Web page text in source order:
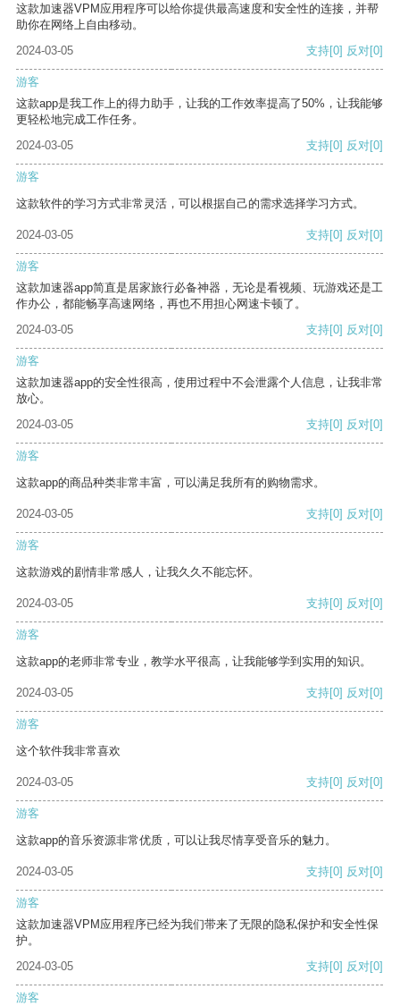
这款加速器VPM应用程序可以给你提供最高速度和安全性的连接，并帮
助你在网络上自由移动。
2024-03-05
支持[0] 反对[0]
游客
这款app是我工作上的得力助手，让我的工作效率提高了50%，让我能够
更轻松地完成工作任务。
2024-03-05
支持[0] 反对[0]
游客
这款软件的学习方式非常灵活，可以根据自己的需求选择学习方式。
2024-03-05 支持[0] 反对[0]
游客
这款加速器app简直是居家旅行必备神器，无论是看视频、玩游戏还是工
作办公，都能畅享高速网络，再也不用担心网速卡顿了。
2024-03-05
支持[0] 反对[0]
游客
这款加速器app的安全性很高，使用过程中不会泄露个人信息，让我非常
放心。
2024-03-05
支持[0] 反对[0]
游客
这款app的商品种类非常丰富，可以满足我所有的购物需求。
2024-03-05 支持[0] 反对[0]
游客
这款游戏的剧情非常感人，让我久久不能忘怀。
2024-03-05 支持[0] 反对[0]
游客
这款app的老师非常专业，教学水平很高，让我能够学到实用的知识。
2024-03-05 支持[0] 反对[0]
游客
这个软件我非常喜欢
2024-03-05 支持[0] 反对[0]
游客
这款app的音乐资源非常优质，可以让我尽情享受音乐的魅力。
2024-03-05 支持[0] 反对[0]
游客
这款加速器VPM应用程序已经为我们带来了无限的隐私保护和安全性保
护。
2024-03-05
支持[0] 反对[0]
游客